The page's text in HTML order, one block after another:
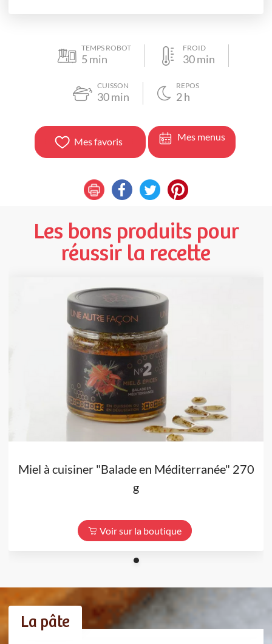
TEMPS ROBOT
5 min
FROID
30min
CUISSON
30min
REPOS
2h
Mes favoris Mes menus
Les bons produits pour
réussir la recette
Miel à cuisiner "Balade en Méditerranée" 270
g
Voir sur la boutique
La pâte